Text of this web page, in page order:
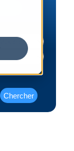
Chercher